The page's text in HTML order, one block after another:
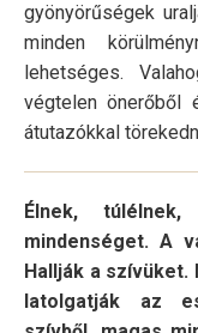
gyönyörűségek
minden
lehetséges.
végtelen önerőből
átutazókkal
Élnek,
mindenséget. A
Hallják a
latolgatják az